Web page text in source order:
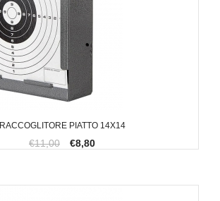
RACCOGLITORE PIATTO 14X14
€11,00 €8,80